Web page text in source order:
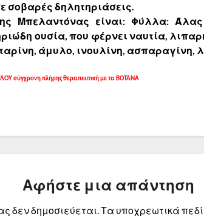
σοβαρές δηλητηριάσεις.
Μπελαντόνας είναι: Φύλλα: Άλας
ουσία, που φέρνει ναυτία,
άμυλο, ινουλίνη, ασπαραγίνη,
σύγχρονη πλήρης θεραπευτική με τα ΒΟΤΑΝΑ
Αφήστε μια απάντηση
δεν δημοσιεύεται.Τα υποχρεωτικά